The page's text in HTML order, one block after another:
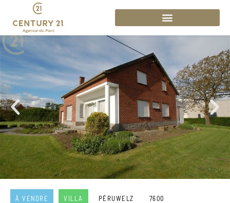
À VENDRE VILLA PÉRUWELZ 7600